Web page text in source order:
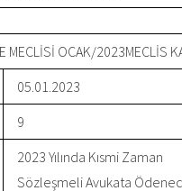
MECLİSİ OCAK/2023MECLİS
05.01.2023
9
2023 Yılında Kısmi Zaman
Sözleşmeli Avukata